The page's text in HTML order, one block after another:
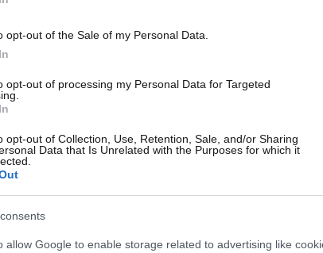
opt-out of the Sale of my Personal Data.
opt-out of processing my Personal Data for Targeted
opt-out of Collection, Use, Retention, Sale, and/or Sharing
Data that Is Unrelated with the Purposes for which it
allow Google to enable storage related to advertising like
να του γίνει και περικοπή ύψους 90%